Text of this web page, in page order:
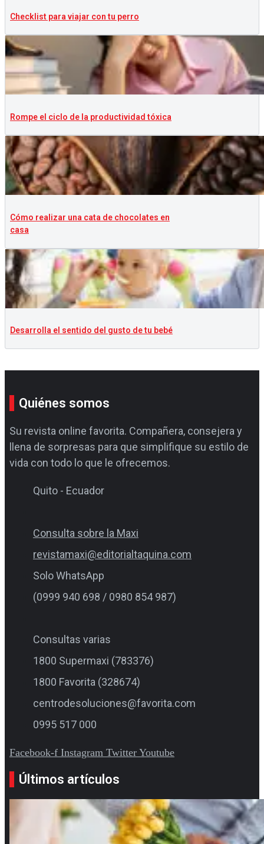
Checklist para viajar con tu perro
Rompe el ciclo de la productividad tóxica
Cómo realizar una cata de chocolates en
casa
Desarrolla el sentido del gusto de tu bebé
Quiénes somos
Su revista online favorita. Compañera, consejera y
llena de sorpresas para que simplifique su estilo de
vida con todo lo que le ofrecemos.
Quito - Ecuador
Consulta sobre la Maxi
revistamaxi@editorialtaquina.com
Solo WhatsApp
(0999 940 698 / 0980 854 987)
Consultas varias
1800 Supermaxi (783376)
1800 Favorita (328674)
centrodesoluciones@favorita.com
0995 517 000
Facebook-f Instagram Twitter Youtube
Últimos artículos